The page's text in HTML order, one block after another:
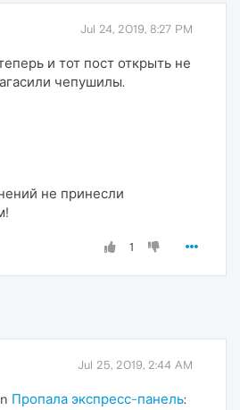
Jul 24, 2019, 8:27 PM
и тот пост открыть не
чепушилы.
не принесли
1
Jul 25, 2019, 2:44 AM
Пропала экспресс-панель: